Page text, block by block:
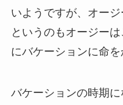
いようですが、オージ
というのもオージー
にバケーションに命を
バケーションの時期